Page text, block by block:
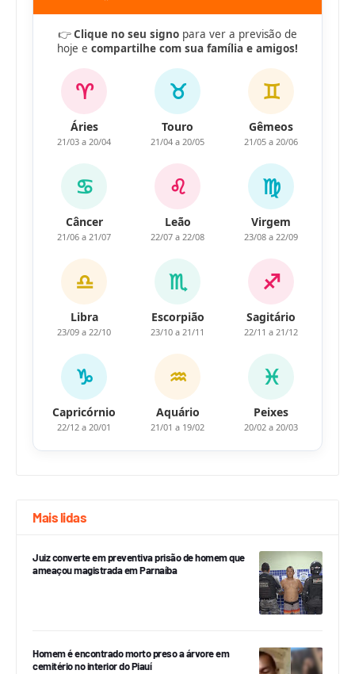
👉Clique no seu signo para ver a previsão de
hoje e compartilhe com sua família e amigos!
♈
Áries
21/03 a 20/04
♉
Touro
21/04 a 20/05
♊
Gêmeos
21/05 a 20/06
♋
Câncer
21/06 a 21/07
♌
Leão
22/07 a 22/08
♍
Virgem
23/08 a 22/09
♎
Libra
23/09 a 22/10
♏
Escorpião
23/10 a 21/11
♐
Sagitário
22/11 a 21/12
♑
Capricórnio
22/12 a 20/01
♒
Aquário
21/01 a 19/02
♓
Peixes
20/02 a 20/03
Mais lidas
Juiz converte em preventiva prisão de homem que
ameaçou magistrada em Parnaíba
Homem é encontrado morto preso a árvore em
cemitério no interior do Piauí